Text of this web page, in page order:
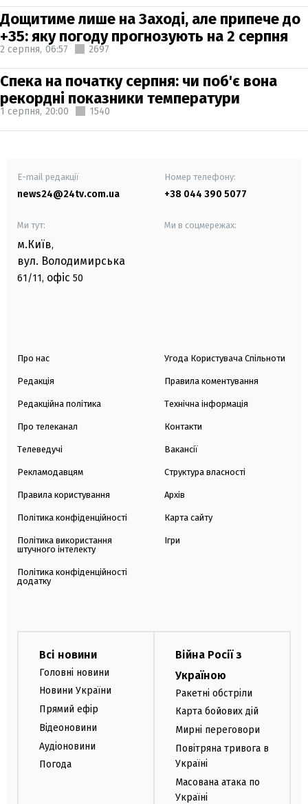
Дощитиме лише на Заході, але припече до
+35: яку погоду прогнозують на 2 серпня
2 серпня, 06:57 2697
Спека на початку серпня: чи поб'є вона
рекордні показники температури
1 серпня, 20:00 1540
E-mail редакції
news24@24tv.com.ua
Номер телефону:
+38 044 390 5077
Ми тут:
м.Київ,
вул. Володимирська
61/11, офіс 50
Ми в соцмережах:
Про нас
Редакція
Редакційна політика
Про телеканал
Телеведучі
Рекламодавцям
Правила користування
Політика конфіденційності
Політика використання
штучного інтелекту
Політика конфіденційності
додатку
Угода Користувача Спільноти
Правила коментування
Технічна інформація
Контакти
Вакансії
Структура власності
Архів
Карта сайту
Ігри
Всі новини
Головні новини
Новини України
Прямий ефір
Відеоновини
Аудіоновини
Погода
Війна Росії з
Україною
Ракетні обстріли
Карта бойових дій
Мирні переговори
Повітряна тривога в
Україні
Масована атака по
Україні